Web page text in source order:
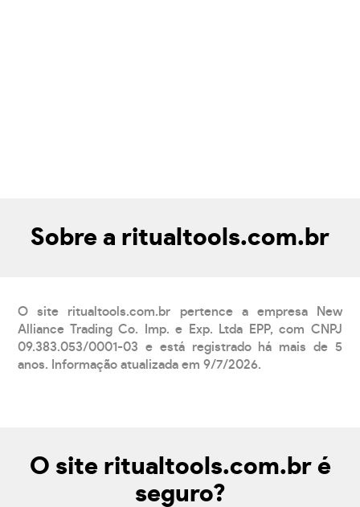
Sobre a ritualtools.com.br
O site ritualtools.com.br pertence a empresa New
Alliance Trading Co. Imp. e Exp. Ltda EPP, com CNPJ
09.383.053/0001-03 e está registrado há mais de 5
anos. Informação atualizada em 9/7/2026.
O site ritualtools.com.br é
seguro?